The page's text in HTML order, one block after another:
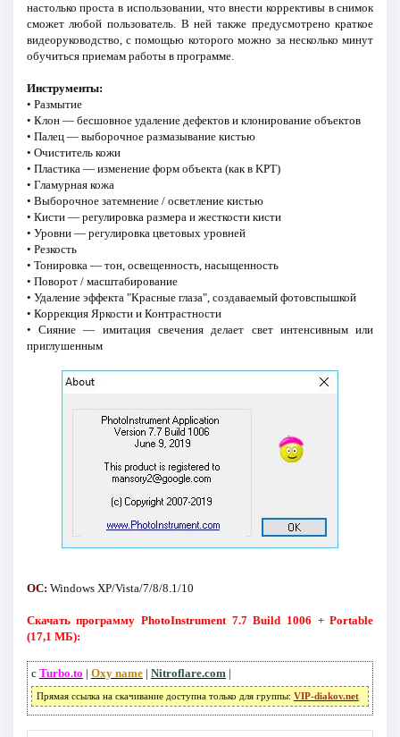
настолько проста в использовании, что внести коррективы в снимок
сможет любой пользователь. В ней также предусмотрено краткое
видеоруководство, с помощью которого можно за несколько минут
обучиться приемам работы в программе.
Инструменты:
• Размытие
• Клон — бесшовное удаление дефектов и клонирование объектов
• Палец — выборочное размазывание кистью
• Очиститель кожи
• Пластика — изменение форм объекта (как в KPT)
• Гламурная кожа
• Выборочное затемнение / осветление кистью
• Кисти — регулировка размера и жесткости кисти
• Уровни — регулировка цветовых уровней
• Резкость
• Тонировка — тон, освещенность, насыщенность
• Поворот / масштабирование
• Удаление эффекта "Красные глаза", создаваемый фотовспышкой
• Коррекция Яркости и Контрастности
• Сияние — имитация свечения делает свет интенсивным или
приглушенным
ОС: Windows XP/Vista/7/8/8.1/10
Скачать программу PhotoInstrument 7.7 Build 1006 + Portable
(17,1 МБ):
с Turbo.to | Oxy name| Nitroflare.com|
Прямая ссылка на скачивание доступна только для группы: VIP-diakov.net